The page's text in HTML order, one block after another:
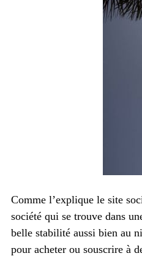
Comme l’explique le site
société qui se trouve dans
belle stabilité aussi bien au
pour acheter ou souscrire à